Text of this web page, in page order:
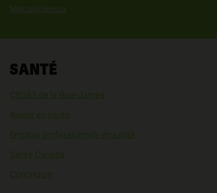
Mecanicien.ca
SANTÉ
CRSSS de la Baie-James
Avenir en santé
Emplois professionnels en santé
Santé Canada
Continuum